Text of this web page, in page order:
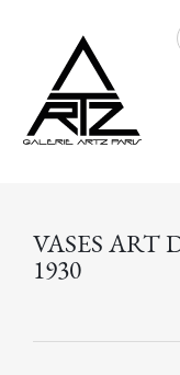
VASES ART
1930